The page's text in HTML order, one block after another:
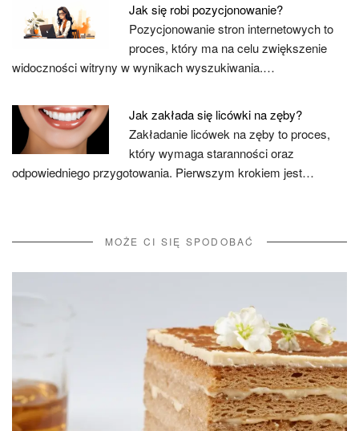
Jak się robi pozycjonowanie?
Pozycjonowanie stron internetowych to
proces, który ma na celu zwiększenie
widoczności witryny w wynikach wyszukiwania.…
Jak zakłada się licówki na zęby?
Zakładanie licówek na zęby to proces,
który wymaga staranności oraz
odpowiedniego przygotowania. Pierwszym krokiem jest…
MOŻE CI SIĘ SPODOBAĆ